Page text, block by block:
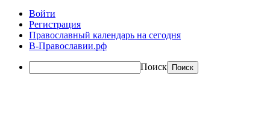
Войти
Регистрация
Православный календарь на сегодня
В-Православии.рф
Поиск